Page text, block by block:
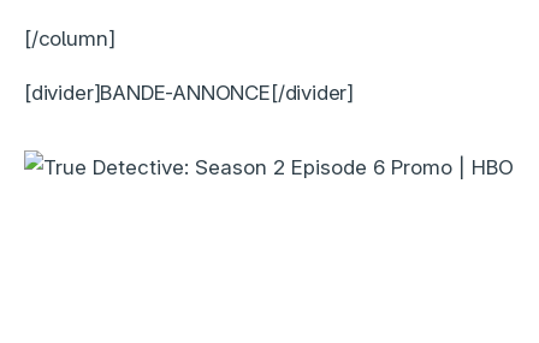
[/column]
[divider]BANDE-ANNONCE[/divider]